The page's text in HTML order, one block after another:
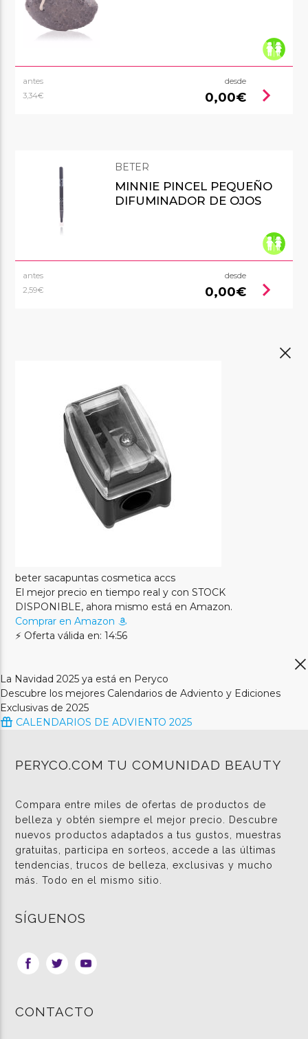
antes
3,34€
desde
0,00€ chevron_right
BETER
MINNIE PINCEL PEQUEÑO
DIFUMINADOR DE OJOS
antes
2,59€
desde
0,00€ chevron_right
beter sacapuntas cosmetica accs
El mejor precio en tiempo real y con STOCK
DISPONIBLE, ahora mismo está en Amazon.
Comprar en Amazon
⚡ Oferta válida en: 14:56
La Navidad 2025 ya está en Peryco
Descubre los mejores Calendarios de Adviento y Ediciones
Exclusivas de 2025
CALENDARIOS DE ADVIENTO 2025
PERYCO.COM TU COMUNIDAD BEAUTY
Compara entre miles de ofertas de productos de
belleza y obtén siempre el mejor precio. Descubre
nuevos productos adaptados a tus gustos, muestras
gratuitas, participa en sorteos, accede a las últimas
tendencias, trucos de belleza, exclusivas y mucho
más. Todo en el mismo sitio.
SÍGUENOS
CONTACTO